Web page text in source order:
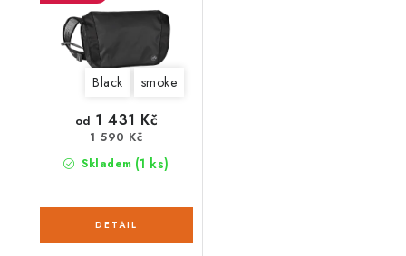
Black smoke
Skladem (1 ks)
od 1 431 Kč
1 590 Kč